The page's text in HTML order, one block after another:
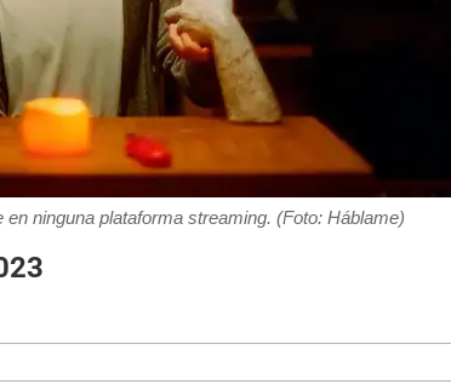
ninguna plataforma streaming. (Foto: Háblame)